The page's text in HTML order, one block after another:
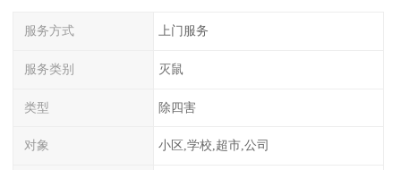
服务方式 上门服务
服务类别 灭鼠
类型 除四害
对象 小区,学校,超市,公司